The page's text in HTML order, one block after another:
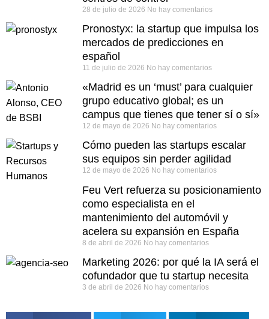
28 de julio de 2026 No hay comentarios
Pronostyx: la startup que impulsa los
mercados de predicciones en
español
11 de julio de 2026 No hay comentarios
«Madrid es un ‘must’ para cualquier
grupo educativo global; es un
campus que tienes que tener sí o sí»
12 de mayo de 2026 No hay comentarios
Cómo pueden las startups escalar
sus equipos sin perder agilidad
12 de mayo de 2026 No hay comentarios
Feu Vert refuerza su posicionamiento
como especialista en el
mantenimiento del automóvil y
acelera su expansión en España
8 de abril de 2026 No hay comentarios
Marketing 2026: por qué la IA será el
cofundador que tu startup necesita
3 de abril de 2026 No hay comentarios